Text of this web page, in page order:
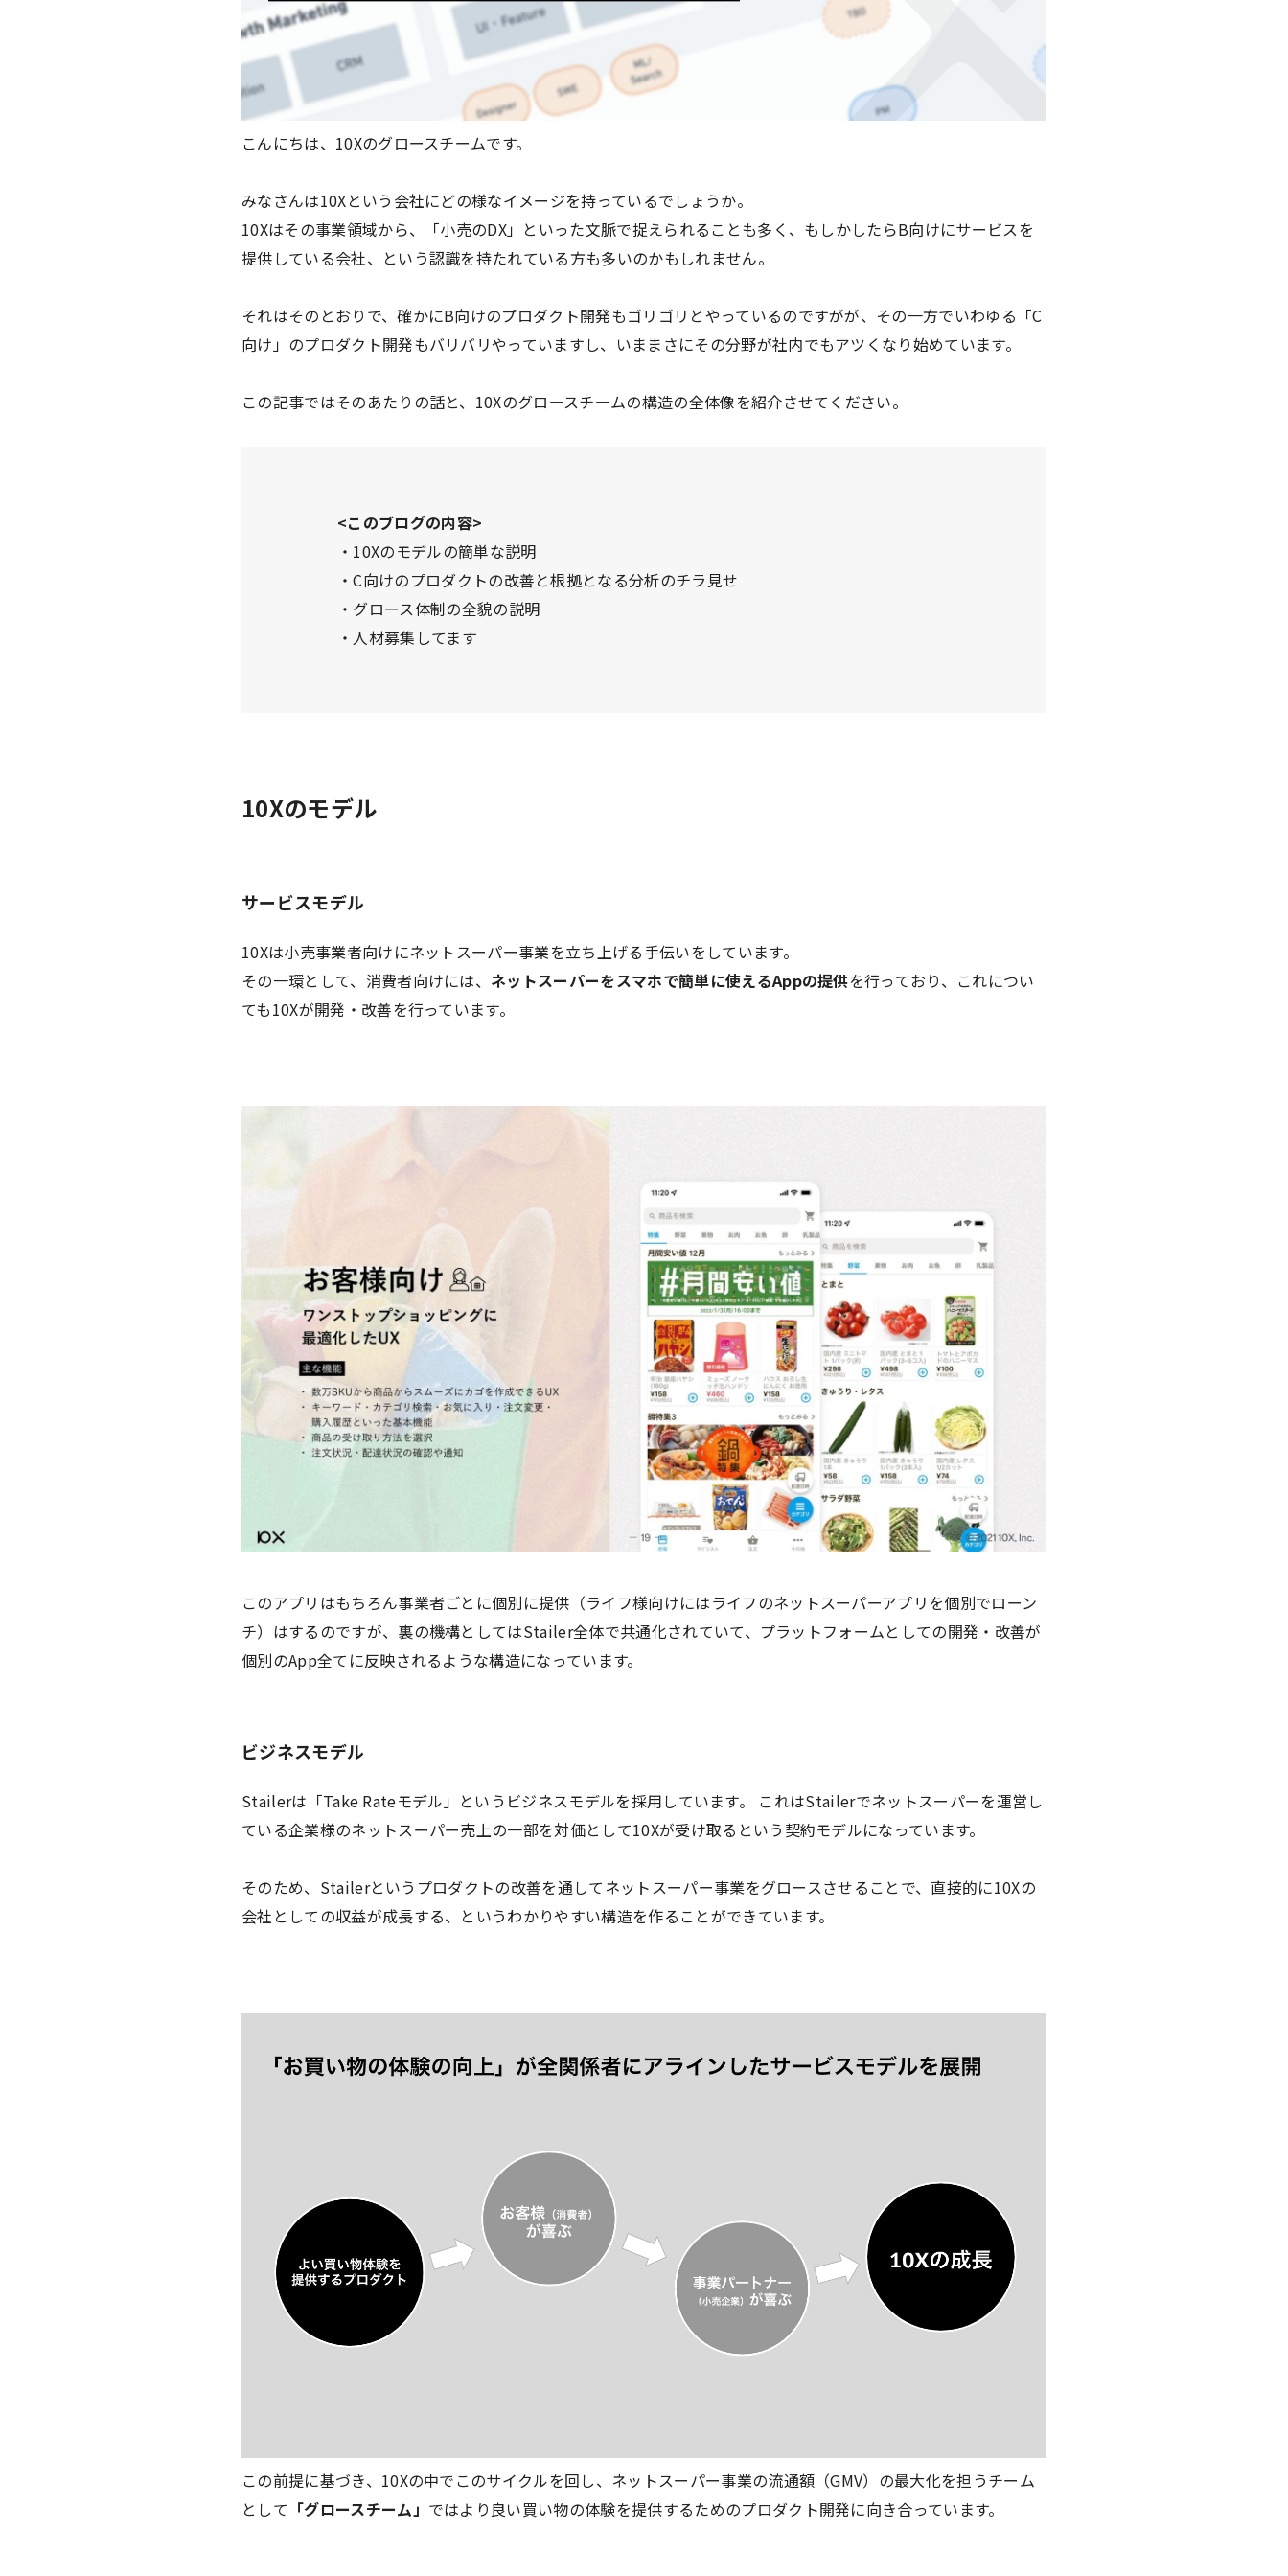
こんにちは、10Xのグロースチームです。
みなさんは10Xという会社にどの様なイメージを持っているでしょうか。
10Xはその事業領域から、「小売のDX」といった文脈で捉えられることも多く、もしかしたらB向けにサービスを
提供している会社、という認識を持たれている方も多いのかもしれません。
それはそのとおりで、確かにB向けのプロダクト開発もゴリゴリとやっているのですがが、その一方でいわゆる「C
向け」のプロダクト開発もバリバリやっていますし、いままさにその分野が社内でもアツくなり始めています。
この記事ではそのあたりの話と、10Xのグロースチームの構造の全体像を紹介させてください。
<このブログの内容>
・10Xのモデルの簡単な説明
・C向けのプロダクトの改善と根拠となる分析のチラ見せ
・グロース体制の全貌の説明
・人材募集してます
10Xのモデル
サービスモデル
10Xは小売事業者向けにネットスーパー事業を立ち上げる手伝いをしています。
その一環として、消費者向けには、 ネットスーパーをスマホで簡単に使えるAppの提供を行っており、これについ
ても10Xが開発・改善を行っています。
このアプリはもちろん事業者ごとに個別に提供（ライフ様向けにはライフのネットスーパーアプリを個別でローン
チ）はするのですが、裏の機構としてはStailer全体で共通化されていて、プラットフォームとしての開発・改善が
個別のApp全てに反映されるような構造になっています。
ビジネスモデル
Stailerは「Take Rateモデル」というビジネスモデルを採用しています。 これはStailerでネットスーパーを運営し
ている企業様のネットスーパー売上の一部を対価として10Xが受け取るという契約モデルになっています。
そのため、Stailerというプロダクトの改善を通してネットスーパー事業をグロースさせることで、直接的に10Xの
会社としての収益が成長する、というわかりやすい構造を作ることができています。
この前提に基づき、10Xの中でこのサイクルを回し、ネットスーパー事業の流通額（GMV）の最大化を担うチーム
として 「グロースチーム」 ではより良い買い物の体験を提供するためのプロダクト開発に向き合っています。